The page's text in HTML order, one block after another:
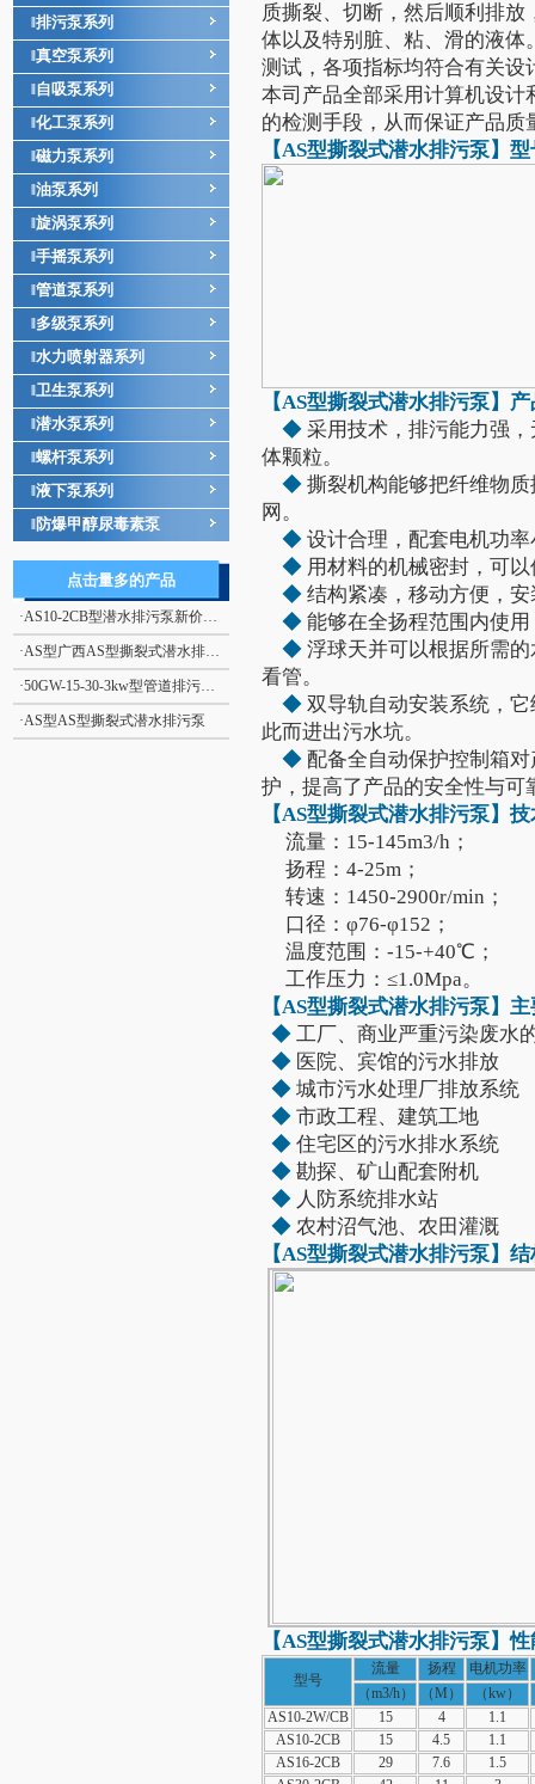
排污泵系列
真空泵系列
自吸泵系列
化工泵系列
磁力泵系列
油泵系列
旋涡泵系列
手摇泵系列
管道泵系列
多级泵系列
水力喷射器系列
卫生泵系列
潜水泵系列
螺杆泵系列
液下泵系列
防爆甲醇尿毒素泵
点击量多的产品
·AS10-2CB型潜水排污泵新价格 撕裂式潜水排污泵AS型 立式排污泵
·AS型广西AS型撕裂式潜水排污泵，自动搅匀潜水排污泵
·50GW-15-30-3kw型管道排污泵新价格，立式管道排污泵GW型
·AS型AS型撕裂式潜水排污泵
质撕裂、切断，然后顺利排
体以及特别脏、粘、滑的液体
测试，各项指标均符合有关设
本司产品全部采用计算机设
的检测手段，从而保证产品质
【AS型撕裂式潜水排污泵】
【AS型撕裂式潜水排污泵】
◆ 采用技术，排污能力强
体颗粒。
◆ 撕裂机构能够把纤维物
网。
◆ 设计合理，配套电机功
◆ 用材料的机械密封，可
◆ 结构紧凑，移动方便，
◆ 能够在全扬程范围内使
◆ 浮球天并可以根据所需
看管。
◆ 双导轨自动安装系统，
此而进出污水坑。
◆ 配备全自动保护控制箱
护，提高了产品的安全性与可
【AS型撕裂式潜水排污泵】
流量：15-145m3/h；
扬程：4-25m；
转速：1450-2900r/min；
口径：φ76-φ152；
温度范围：-15-+40℃；
工作压力：≤1.0Mpa。
【AS型撕裂式潜水排污泵】
◆ 工厂、商业严重污染废水
◆ 医院、宾馆的污水排放
◆ 城市污水处理厂排放系统
◆ 市政工程、建筑工地
◆ 住宅区的污水排水系统
◆ 勘探、矿山配套附机
◆ 人防系统排水站
◆ 农村沼气池、农田灌溉
【AS型撕裂式潜水排污泵】
【AS型撕裂式潜水排污泵】
型号
流量 扬程
电机功率
（m3/h）
（M） （kw）
AS10-2W/CB
15 4
1.1
AS10-2CB
15 4.5
1.1
AS16-2CB
29 7.6
1.5